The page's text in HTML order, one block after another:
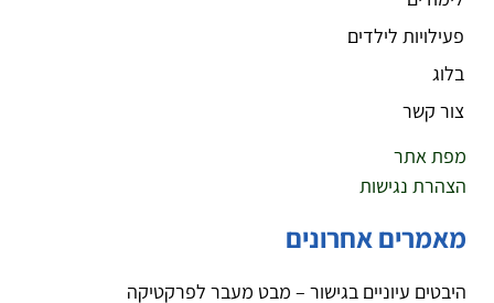
פעילויות לילדים
בלוג
צור קשר
מפת אתר
הצהרת נגישות
מאמרים אחרונים
היבטים עיוניים בגישור – מבט מעבר לפרקטיקה